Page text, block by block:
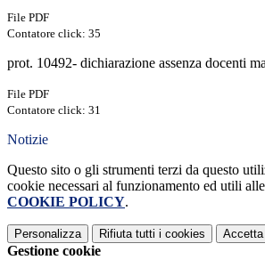
File PDF
Contatore click: 35
prot. 10492- dichiarazione assenza docenti
File PDF
Contatore click: 31
Notizie
Questo sito o gli strumenti terzi da questo
cookie necessari al funzionamento ed utili
COOKIE POLICY.
Personalizza Rifiuta tutti i cookies
Gestione cookie